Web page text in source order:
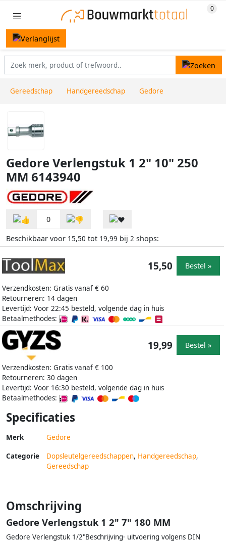
Gereedschap Handgereedschap Gedore
Gedore Verlengstuk 1 2" 10" 250
MM 6143940
0
Beschikbaar voor 15,50 tot 19,99 bij 2 shops:
Verzendkosten: Gratis vanaf € 60
Retourneren: 14 dagen
Levertijd: Voor 22:45 besteld, volgende dag in huis
Betaalmethodes:
15,50 Bestel »
Verzendkosten: Gratis vanaf € 100
Retourneren: 30 dagen
Levertijd: Voor 16:30 besteld, volgende dag in huis
Betaalmethodes:
19,99 Bestel »
Specificaties
Merk Gedore
Categorie Dopsleutelgereedschappen, Handgereedschap,
Gereedschap
Omschrijving
Gedore Verlengstuk 1 2" 7" 180 MM
Gedore Verlengstuk 1/2"Beschrijving· uitvoering volgens DIN